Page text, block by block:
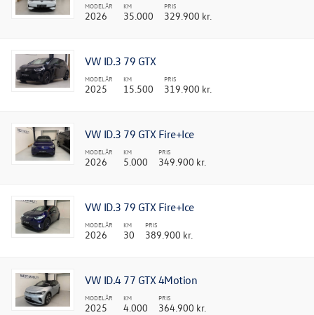
MODELÅR
2026
KM
35.000
PRIS
329.900 kr.
VW ID.3 79 GTX
MODELÅR
2025
KM
15.500
PRIS
319.900 kr.
VW ID.3 79 GTX Fire+Ice
MODELÅR
2026
KM
5.000
PRIS
349.900 kr.
VW ID.3 79 GTX Fire+Ice
MODELÅR
2026
KM
30
PRIS
389.900 kr.
VW ID.4 77 GTX 4Motion
MODELÅR
2025
KM
4.000
PRIS
364.900 kr.